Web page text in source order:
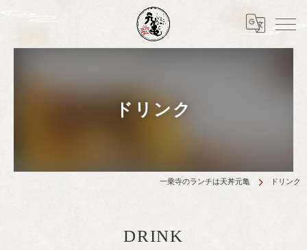
ドリンク
一乗寺のランチは天丼元亀 ドリンク
DRINK